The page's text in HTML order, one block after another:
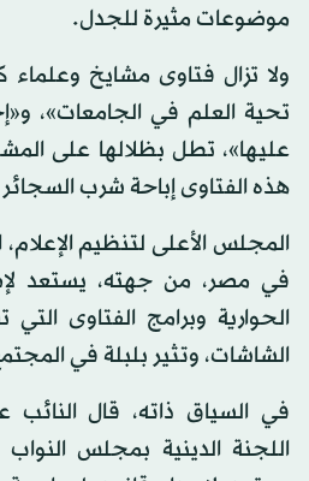
موضوعات مثيرة للجدل.
ولا تزال فتاوى مشايخ وعلماء
تحية العلم في الجامعات»،
عليها»، تطل بظلالها على
هذه الفتاوى إباحة شرب
المجلس الأعلى لتنظيم
في مصر، من جهته، يستعد
الحوارية وبرامج الفتاوى
الشاشات، وتثير بلبلة في
في السياق ذاته، قال
اللجنة الدينية بمجلس النواب